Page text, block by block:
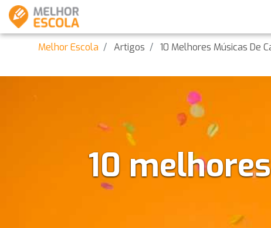
Melhor Escola Artigos 10 Melhores Músicas De
10